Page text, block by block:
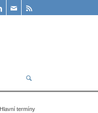
Hlavní termíny